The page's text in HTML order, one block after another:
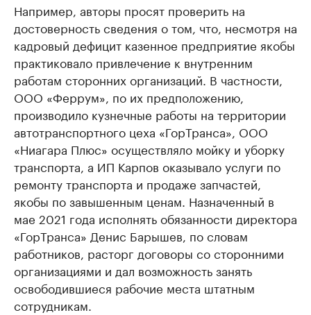
Например, авторы просят проверить на
достоверность сведения о том, что, несмотря на
кадровый дефицит казенное предприятие якобы
практиковало привлечение к внутренним
работам сторонних организаций. В частности,
ООО «Феррум», по их предположению,
производило кузнечные работы на территории
автотранспортного цеха «ГорТранса», ООО
«Ниагара Плюс» осуществляло мойку и уборку
транспорта, а ИП Карпов оказывало услуги по
ремонту транспорта и продаже запчастей,
якобы по завышенным ценам. Назначенный в
мае 2021 года исполнять обязанности директора
«ГорТранса» Денис Барышев, по словам
работников, расторг договоры со сторонними
организациями и дал возможность занять
освободившиеся рабочие места штатным
сотрудникам.